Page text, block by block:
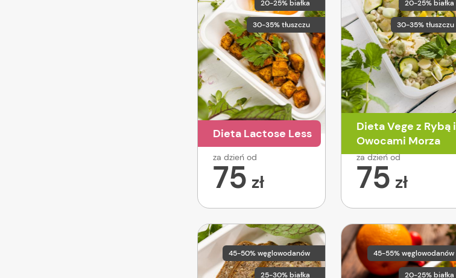
20-25% białka
30-35% tłuszczu
Dieta Lactose Less
za dzień od
75 zł
20-25% białka
30-35% tłuszczu
Dieta Vege z Rybą i
Owocami Morza
za dzień od
75 zł
45-50% węglowodanów
25-30% białka
45-55% węglowodanów
20-25% białka